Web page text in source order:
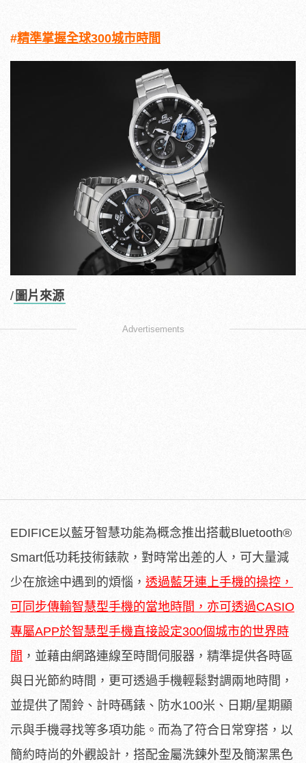
#精準掌握全球300城市時間
/ 圖片來源
Advertisements
EDIFICE以藍牙智慧功能為概念推出搭載Bluetooth®
Smart低功耗技術錶款，對時常出差的人，可大量減
少在旅途中遇到的煩惱， 透過藍牙連上手機的操控，
可同步傳輸智慧型手機的當地時間，亦可透過CASIO
專屬APP於智慧型手機直接設定300個城市的世界時
間 ，並藉由網路連線至時間伺服器，精準提供各時區
與日光節約時間，更可透過手機輕鬆對調兩地時間，
並提供了鬧鈴、計時碼錶、防水100米、日期/星期顯
示與手機尋找等多項功能。而為了符合日常穿搭，以
簡約時尚的外觀設計，搭配金屬洗鍊外型及簡潔黑色